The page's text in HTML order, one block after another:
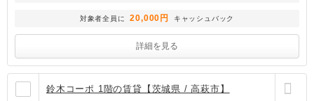
対象者全員に 20,000円 キャッシュバック
詳細を見る
鈴木コーポ 1階の賃貸【茨城県 / 高萩市】